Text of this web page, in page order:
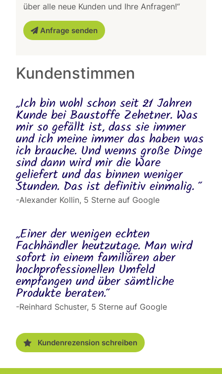
über alle neue Kunden und Ihre Anfragen!“
Anfrage senden
Kundenstimmen
„Ich bin wohl schon seit 21 Jahren
Kunde bei Baustoffe Zehetner. Was
mir so gefällt ist, dass sie immer
und ich meine immer das haben was
ich brauche. Und wenns große Dinge
sind dann wird mir die Ware
geliefert und das binnen weniger
Stunden. Das ist definitiv einmalig. “
-Alexander Kollin, 5 Sterne auf Google
„Einer der wenigen echten
Fachhändler heutzutage. Man wird
sofort in einem familiären aber
hochprofessionellen Umfeld
empfangen und über sämtliche
Produkte beraten.“
-Reinhard Schuster, 5 Sterne auf Google
Kundenrezension schreiben